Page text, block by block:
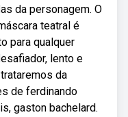
da personagem. O
teatral é
para qualquer
lento e
da
de ferdinando
gaston bachelard.